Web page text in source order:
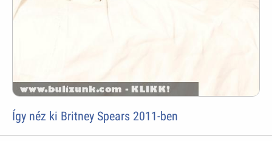
Így néz ki Britney Spears 2011-ben